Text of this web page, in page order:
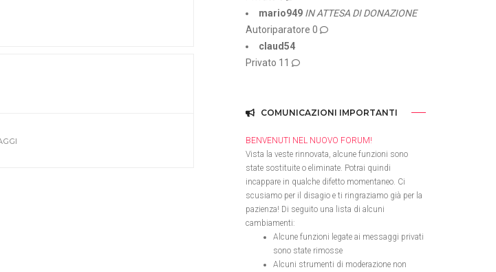
mario949 IN ATTESA DI DONAZIONE
Autoriparatore 0
claud54
Privato 11
COMUNICAZIONI IMPORTANTI
BENVENUTI NEL NUOVO FORUM!
Vista la veste rinnovata, alcune funzioni sono
state sostituite o eliminate. Potrai quindi
incappare in qualche difetto momentaneo. Ci
scusiamo per il disagio e ti ringraziamo già per la
pazienza! Di seguito una lista di alcuni
cambiamenti:
Alcune funzioni legate ai messaggi privati
sono state rimosse
Alcuni strumenti di moderazione non